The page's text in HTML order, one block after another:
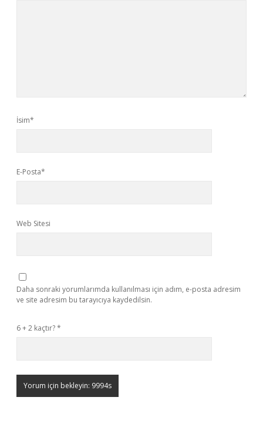
İsim*
E-Posta*
Web Sitesi
Daha sonraki yorumlarımda kullanılması için adım, e-posta adresim
ve site adresim bu tarayıcıya kaydedilsin.
6 + 2 kaçtır?*